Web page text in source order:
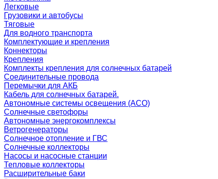
Легковые
Грузовики и автобусы
Тяговые
Для водного транспорта
Комплектующие и крепления
Коннекторы
Крепления
Комплекты крепления для солнечных батарей
Соединительные провода
Перемычки для АКБ
Кабель для солнечных батарей.
Автономные системы освещения (АСО)
Солнечные светофоры
Автономные энергокомплексы
Ветрогенераторы
Солнечное отопление и ГВС
Солнечные коллекторы
Насосы и насосные станции
Тепловые коллекторы
Расширительные баки